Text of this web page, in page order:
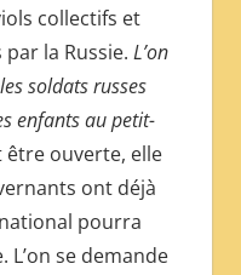
collectifs et
la Russie. L’on
soldats russes
enfants au petit-
ouverte, elle
ont déjà
pourra
se demande